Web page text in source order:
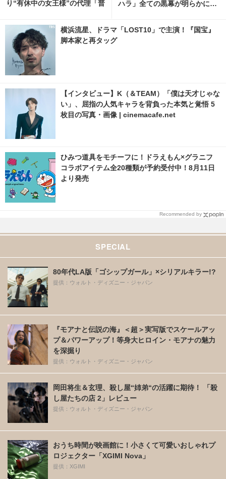
り“有休中の女王様”の代理「普
ハラ」全ての黒幕が明らかに…
横浜流星、ドラマ「LOST10」で主演！『国宝』
脚本家と再タッグ
【インタビュー】K（＆TEAM）「僕は天才じゃな
い」、屈指の人気キャラを背負った本気と覚悟 5
枚目の写真・画像 | cinemacafe.net
ひみつ道具をモチーフに！ドラえもん×グラニフ
コラボアイテム全20種類が予約受付中！8月11日
より発売
Recommended by
SPECIAL
80年代LA版「ゴシップガール」×シリアルキラー!?
提供：ウォルト・ディズニー・ジャパン
『モアナと伝説の海』＜超＞実写版でスケールアッ
プ＆パワーアップ！等身大ヒロイン・モアナの魅力
を深掘り
提供：ウォルト・ディズニー・ジャパン
岡田将生＆玄理、殺し屋“姉弟“の活躍に期待！ 「殺
し屋たちの店 2」レビュー
提供：ウォルト・ディズニー・ジャパン
おうち時間が映画館に！小さくて可愛いおしゃれプ
ロジェクター「XGIMI Nova」
提供：XGIMI